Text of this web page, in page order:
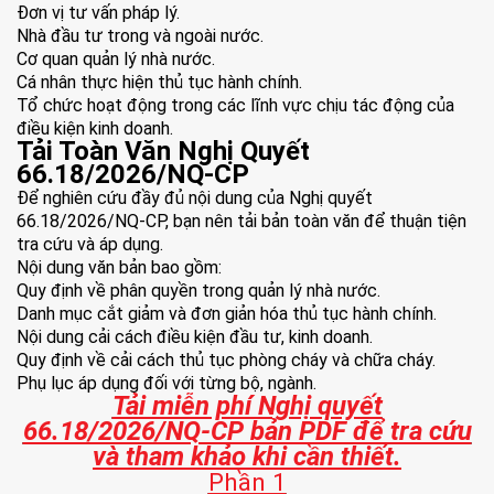
Đơn vị tư vấn pháp lý.
Nhà đầu tư trong và ngoài nước.
Cơ quan quản lý nhà nước.
Cá nhân thực hiện thủ tục hành chính.
Tổ chức hoạt động trong các lĩnh vực chịu tác động của
điều kiện kinh doanh.
Tải Toàn Văn Nghị Quyết
66.18/2026/NQ-CP
Để nghiên cứu đầy đủ nội dung của Nghị quyết
66.18/2026/NQ-CP, bạn nên tải bản toàn văn để thuận tiện
tra cứu và áp dụng.
Nội dung văn bản bao gồm:
Quy định về phân quyền trong quản lý nhà nước.
Danh mục cắt giảm và đơn giản hóa thủ tục hành chính.
Nội dung cải cách điều kiện đầu tư, kinh doanh.
Quy định về cải cách thủ tục phòng cháy và chữa cháy.
Phụ lục áp dụng đối với từng bộ, ngành.
Tải miễn phí Nghị quyết
66.18/2026/NQ-CP bản PDF để tra cứu
và tham khảo khi cần thiết.
Phần 1